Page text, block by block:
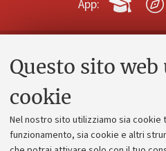
Questo sito
cookie
Nel nostro sito utilizziamo sia cookie
funzionamento, sia cookie e altri
App:
Contatti
Alumni